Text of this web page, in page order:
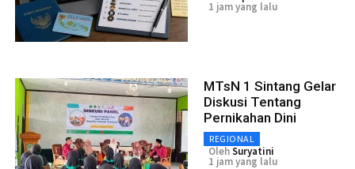
1 jam yang lalu
MTsN 1 Sintang Gelar
Diskusi Tentang
Pernikahan Dini
REGIONAL
OlehSuryatini
1 jam yang lalu